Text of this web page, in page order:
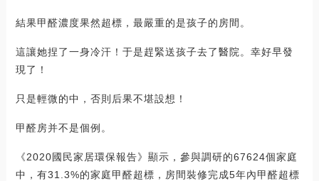
結果甲醛濃度果然超標，最嚴重的是孩子的房間。
這讓她捏了一身冷汗！于是趕緊送孩子去了醫院。幸好早發
現了！
只是輕微的中，否則后果不堪設想！
甲醛房并不是個例。
《2020國民家居環保報告》顯示，參與調研的67624個家庭
中，有31.3%的家庭甲醛超標，房間裝修完成5年內甲醛超標